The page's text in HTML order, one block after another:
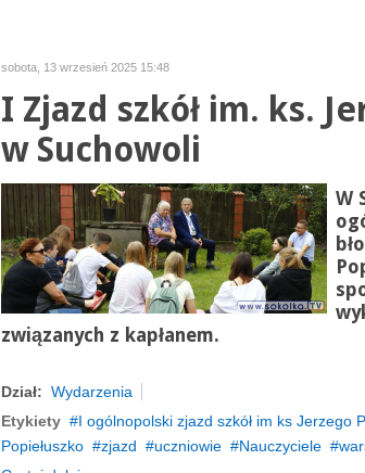
sobota, 13 wrzesień 2025 15:48
I Zjazd szkół im. ks.
w Suchowoli
W
związanych z kapłanem.
Dział: Wydarzenia
Etykiety
I ogólnopolski zjazd szkół im ks Jerzego
Popiełuszko
zjazd uczniowie Nauczyciele